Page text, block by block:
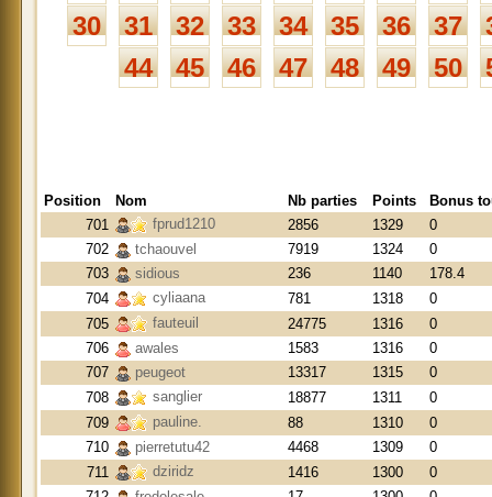
30
31 32 33 34 35 36 37
44
45 46 47 48 49 50
Position Nom Nb parties Points
Bonus
701
fprud1210 2856 1329
0
702
tchaouvel 7919 1324
0
703
sidious 236 1140
178.4
704
cyliaana 781 1318
0
705
fauteuil 24775 1316
0
706
awales 1583 1316
0
707
peugeot 13317 1315
0
708
sanglier 18877 1311
0
709
pauline. 88 1310
0
710
pierretutu42 4468 1309
0
711
dziridz 1416 1300
0